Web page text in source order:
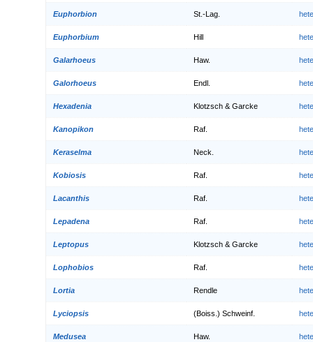
Euphorbion St.-Lag.
Euphorbium Hill
Galarhoeus Haw.
Galorhoeus Endl.
Hexadenia Klotzsch & Garcke
Kanopikon Raf.
Keraselma Neck.
Kobiosis Raf.
Lacanthis Raf.
Lepadena Raf.
Leptopus Klotzsch & Garcke
Lophobios Raf.
Lortia Rendle
Lyciopsis (Boiss.) Schweinf.
Medusea Haw.